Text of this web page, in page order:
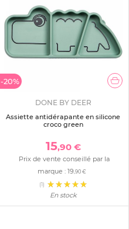
-20%
DONE BY DEER
Assiette antidérapante en silicone
croco green
15,90 €
Prix de vente conseillé par la
marque :19,90 €
(1)
En stock